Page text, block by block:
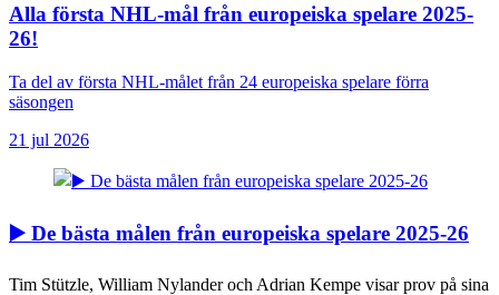
Alla första NHL-mål från europeiska spelare 2025-
26!
Ta del av första NHL-målet från 24 europeiska spelare förra
säsongen
21 jul 2026
▶️ De bästa målen från europeiska spelare 2025-26
Tim Stützle, William Nylander och Adrian Kempe visar prov på sina